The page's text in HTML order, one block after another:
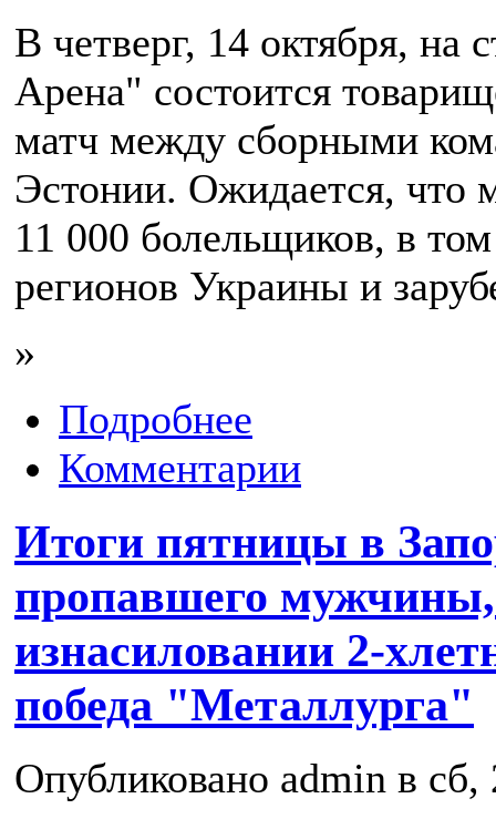
В четверг, 14 октября, на
Арена" состоится
матч между сборными
Эстонии. Ожидается, что
11 000 болельщиков, в
регионов Украины и
»
Подробнее
Комментарии
Итоги пятницы в
пропавшего мужчины,
изнасиловании 2-
победа "Металлурга"
Опубликовано admin в